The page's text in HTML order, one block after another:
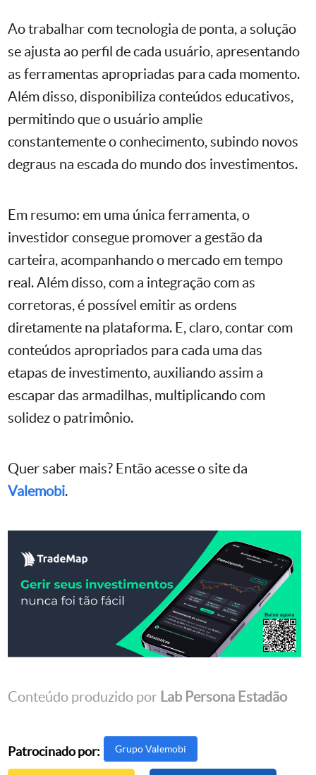
Ao trabalhar com tecnologia de ponta, a solução
se ajusta ao perfil de cada usuário, apresentando
as ferramentas apropriadas para cada momento.
Além disso, disponibiliza conteúdos educativos,
permitindo que o usuário amplie
constantemente o conhecimento, subindo novos
degraus na escada do mundo dos investimentos.
Em resumo: em uma única ferramenta, o
investidor consegue promover a gestão da
carteira, acompanhando o mercado em tempo
real. Além disso, com a integração com as
corretoras, é possível emitir as ordens
diretamente na plataforma. E, claro, contar com
conteúdos apropriados para cada uma das
etapas de investimento, auxiliando assim a
escapar das armadilhas, multiplicando com
solidez o patrimônio.
Quer saber mais? Então acesse o site da
Valemobi.
Conteúdo produzido por Lab Persona Estadão
Patrocinado por: Grupo Valemobi